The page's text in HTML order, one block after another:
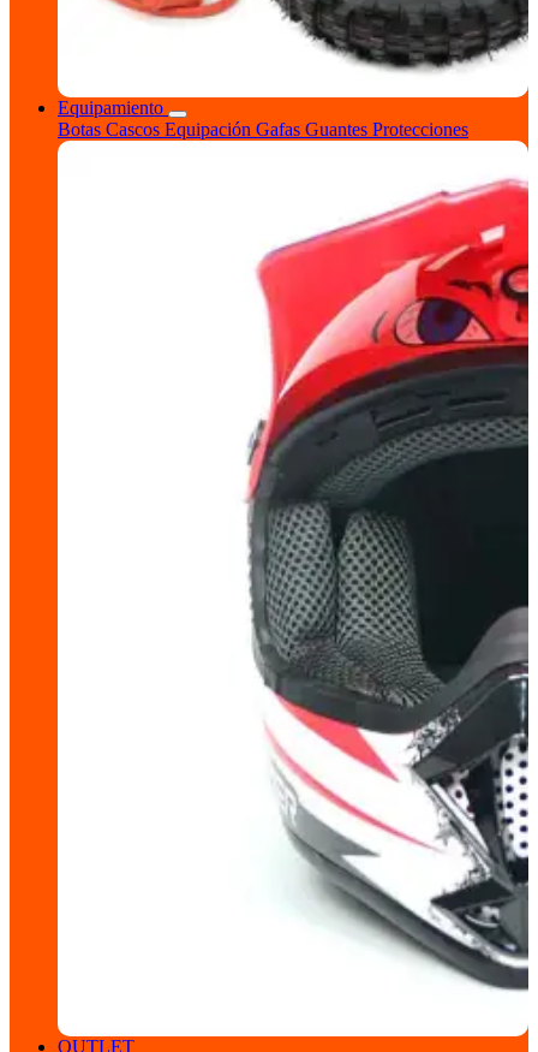
Equipamiento
Botas Cascos Equipación Gafas Guantes Protecciones
OUTLET